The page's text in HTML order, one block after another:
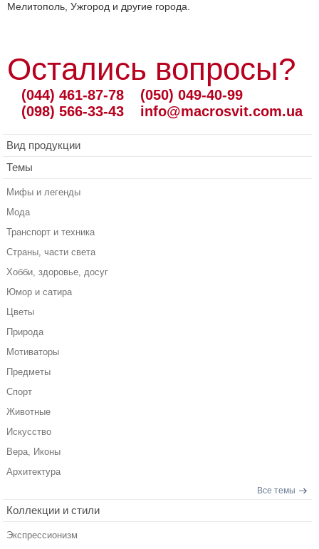
Мелитополь, Ужгород и другие города.
Остались вопросы?
(044) 461-87-78
(098) 566-33-43
(050) 049-40-99
info@macrosvit.com.ua
Вид продукции
Темы
Мифы и легенды
Мода
Транспорт и техника
Страны, части света
Хобби, здоровье, досуг
Юмор и сатира
Цветы
Природа
Мотиваторы
Предметы
Спорт
Животные
Искусство
Вера, Иконы
Архитектура
Все темы
Коллекции и стили
Экспрессионизм